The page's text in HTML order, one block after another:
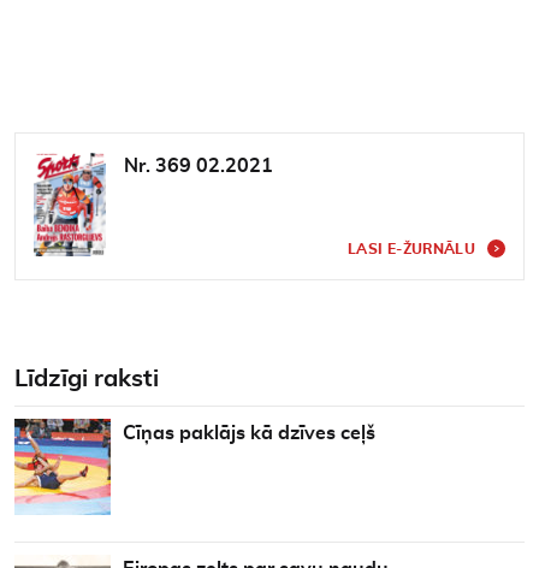
Nr. 369 02.2021
LASI E-ŽURNĀLU
Līdzīgi raksti
Cīņas paklājs kā dzīves ceļš